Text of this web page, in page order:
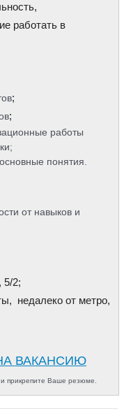
работать в
;
;
работы
понятия.
от навыков и
5/2;
недалеко от метро,
ВАКАНСИЮ
прикрепите Ваше резюме.